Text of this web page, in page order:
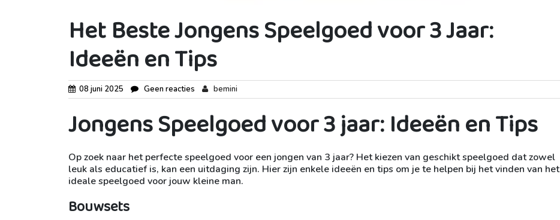
Het Beste Jongens Speelgoed voor 3 Jaar:
Ideeën en Tips
08 juni 2025 Geen reacties bemini
Jongens Speelgoed voor 3 jaar: Ideeën en Tips
Op zoek naar het perfecte speelgoed voor een jongen van 3 jaar? Het kiezen van geschikt speelgoed dat zowel
leuk als educatief is, kan een uitdaging zijn. Hier zijn enkele ideeën en tips om je te helpen bij het vinden van het
ideale speelgoed voor jouw kleine man.
Bouwsets